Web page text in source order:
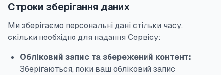
Строки зберігання даних
Ми зберігаємо персональні дані стільки часу,
скільки необхідно для надання Сервісу:
Обліковий запис та збережений контент:
Зберігаються, поки ваш обліковий запис